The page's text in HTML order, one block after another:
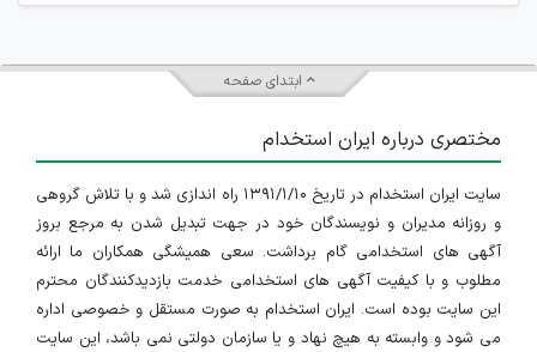
ابتدای صفحه
مختصری درباره ایران استخدام
سایت ایران استخدام در تاریخ ۱۳۹۱/۱/۱۰ راه اندازی شد و با تلاش گروهی
و روزانه مدیران و نویسندگان خود در جهت تبدیل شدن به مرجع بروز
آگهی های استخدامی گام برداشت. سعی همیشگی همکاران ما ارائه
مطلوب و با کیفیت آگهی های استخدامی خدمت بازدیدکنندگان محترم
این سایت بوده است. ایران استخدام به صورت مستقل و خصوصی اداره
می شود و وابسته به هیچ نهاد و یا سازمان دولتی نمی باشد، این سایت